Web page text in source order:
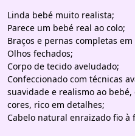
Linda bebé muito realista;
Parece um bebé real ao colo;
Braços e pernas completas
Olhos fechados;
Corpo de tecido aveludado;
Confeccionado com técnicas
suavidade e realismo ao
cores, rico em detalhes;
Cabelo natural enraizado fio à